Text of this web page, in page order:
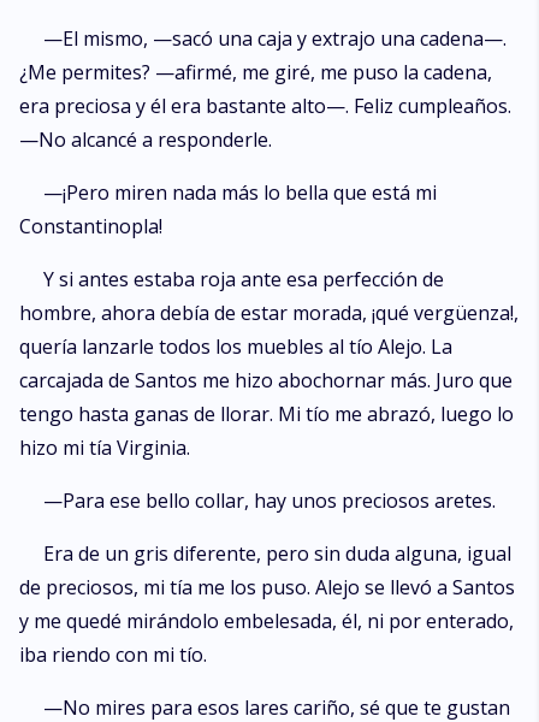
—El mismo, —sacó una caja y extrajo una cadena—.
¿Me permites? —afirmé, me giré, me puso la cadena,
era preciosa y él era bastante alto—. Feliz cumpleaños.
—No alcancé a responderle.
—¡Pero miren nada más lo bella que está mi
Constantinopla!
Y si antes estaba roja ante esa perfección de
hombre, ahora debía de estar morada, ¡qué vergüenza!,
quería lanzarle todos los muebles al tío Alejo. La
carcajada de Santos me hizo abochornar más. Juro que
tengo hasta ganas de llorar. Mi tío me abrazó, luego lo
hizo mi tía Virginia.
—Para ese bello collar, hay unos preciosos aretes.
Era de un gris diferente, pero sin duda alguna, igual
de preciosos, mi tía me los puso. Alejo se llevó a Santos
y me quedé mirándolo embelesada, él, ni por enterado,
iba riendo con mi tío.
—No mires para esos lares cariño, sé que te gustan